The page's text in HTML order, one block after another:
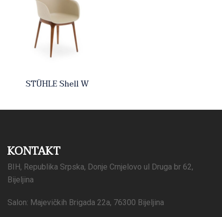
STÜHLE Shell W
KONTAKT
BIH, Republika Srpska, Donje Crnjelovo ul Druga br 62,
Bijeljina
Salon: Majevičkih Brigada 22a, 76300 Bijeljina